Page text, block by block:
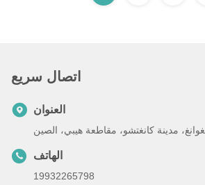
اتصال سريع
العنوان
مدينة كانغتشو، مقاطعة هيبي، الصين
الهاتف
19932265798